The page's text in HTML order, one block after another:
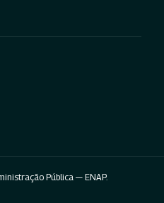
Pública — ENAP.